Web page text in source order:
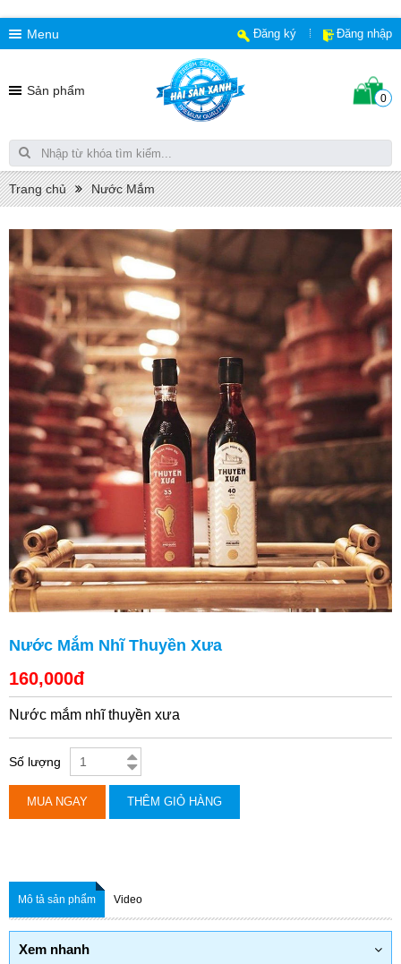
Menu Đăng ký Đăng nhập
Sản phẩm
0
Trang chủ Nước Mắm
Nước Mắm Nhĩ Thuyền Xưa
160,000đ
Nước mắm nhĩ thuyền xưa
Số lượng
MUA NGAY THÊM GIỎ HÀNG
Mô tả sản phẩm Video
Xem nhanh